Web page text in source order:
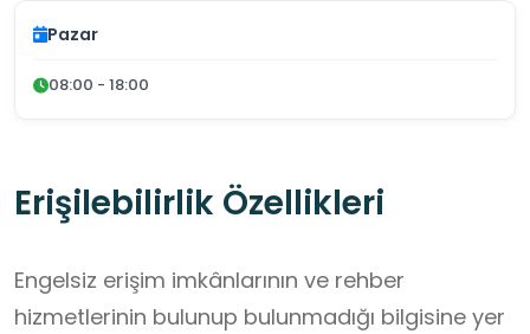
Pazar
08:00 - 18:00
Erişilebilirlik Özellikleri
Engelsiz erişim imkânlarının ve rehber
hizmetlerinin bulunup bulunmadığı bilgisine yer